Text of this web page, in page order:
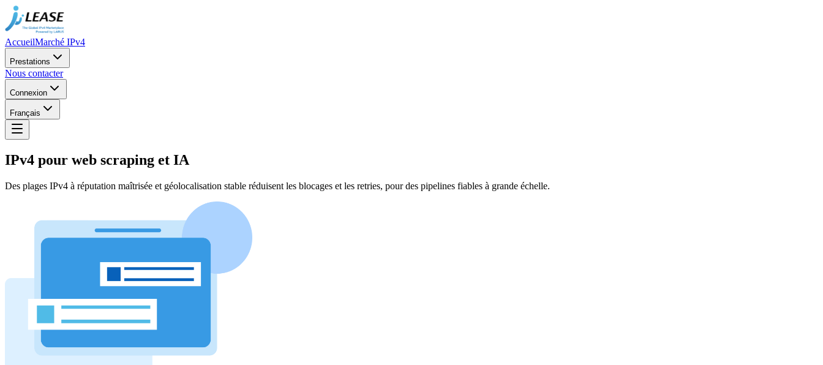
AccueilMarché IPv4
Prestations
Nous contacter
Connexion
Français
IPv4 pour web scraping et IA
Des plages IPv4 à réputation maîtrisée et géolocalisation stable réduisent les blocages et les retries, pour des pipelines fiables à grande échelle.